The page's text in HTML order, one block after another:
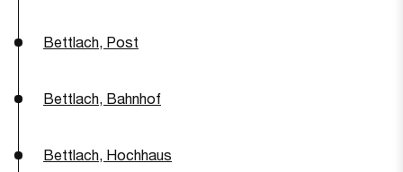
Bettlach, Post
Bettlach, Bahnhof
Bettlach, Hochhaus